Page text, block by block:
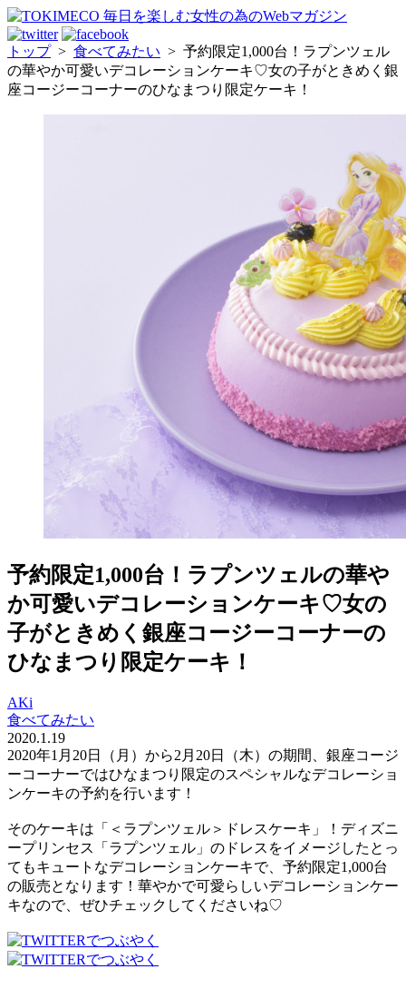
トップ> 食べてみたい > 予約限定1,000台！ラプンツェル
の華やか可愛いデコレーションケーキ♡女の子がときめく銀
座コージーコーナーのひなまつり限定ケーキ！
予約限定1,000台！ラプンツェルの華や
か可愛いデコレーションケーキ♡女の
子がときめく銀座コージーコーナーの
ひなまつり限定ケーキ！
AKi
食べてみたい
2020.1.19
2020年1月20日（月）から2月20日（木）の期間、銀座コージ
ーコーナーではひなまつり限定のスペシャルなデコレーショ
ンケーキの予約を行います！
そのケーキは「＜ラプンツェル＞ドレスケーキ」！ディズニ
ープリンセス「ラプンツェル」のドレスをイメージしたとっ
てもキュートなデコレーションケーキで、予約限定1,000台
の販売となります！華やかで可愛らしいデコレーションケー
キなので、ぜひチェックしてくださいね♡